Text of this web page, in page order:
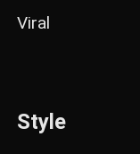
Viral
Style